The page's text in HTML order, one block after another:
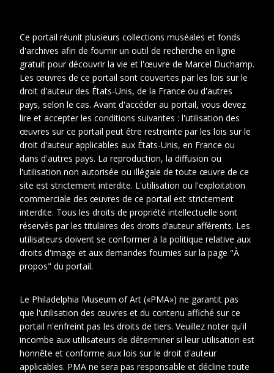
1 2
Date
Cotes
extremes
VIL POR 94
Photographe
Herbiet, Georges
Représenté
Herbiet, Geneviève
Ce portail réunit plusieurs collections muséales et fonds
d'archives afin de fournir un outil de recherche en ligne
gratuit pour découvrir la vie et l'œuvre de Marcel Duchamp.
Les œuvres de ce portail sont couvertes par les lois sur le
droit d'auteur des États-Unis, de la France ou d'autres
pays, selon le cas. Avant d'accéder au portail, vous devez
lire et accepter les conditions suivantes : l'utilisation des
œuvres sur ce portail peut être restreinte par les lois sur le
droit d'auteur applicables aux États-Unis, en France ou
dans d'autres pays. La reproduction, la diffusion ou
l'utilisation non autorisée ou illégale de toute œuvre de ce
site est strictement interdite. L'utilisation ou l'exploitation
commerciale des œuvres de ce portail est strictement
interdite. Tous les droits de propriété intellectuelle sont
réservés par les titulaires des droits d’auteur afférents. Les
utilisateurs doivent se conformer à la politique relative aux
droits d'image et aux demandes fournies sur la page "À
propos" du portail.
Le Philadelphia Museum of Art («PMA») ne garantit pas
que l'utilisation des œuvres et du contenu affiché sur ce
portail n'enfreint pas les droits de tiers. Veuillez noter qu'il
incombe aux utilisateurs de déterminer si leur utilisation est
honnête et conforme aux lois sur le droit d'auteur
applicables. PMA ne sera pas responsable et décline toute